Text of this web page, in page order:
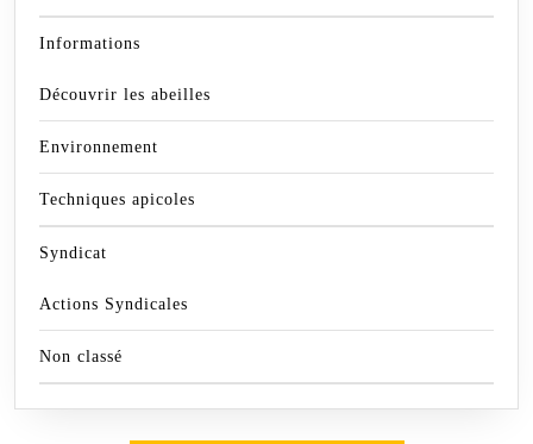
Informations
Découvrir les abeilles
Environnement
Techniques apicoles
Syndicat
Actions Syndicales
Non classé